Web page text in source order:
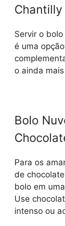
Chantilly
Servir o
é uma
o ainda
Bolo
Para os
de
bolo em
Use
intenso ou